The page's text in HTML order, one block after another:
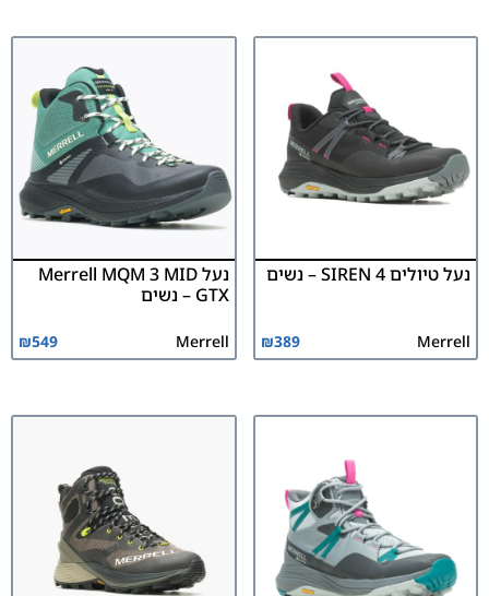
נעל טיולים SIREN 4 – נשים
Merrell
₪389
נעל Merrell MQM 3 MID
GTX – נשים
Merrell
₪549